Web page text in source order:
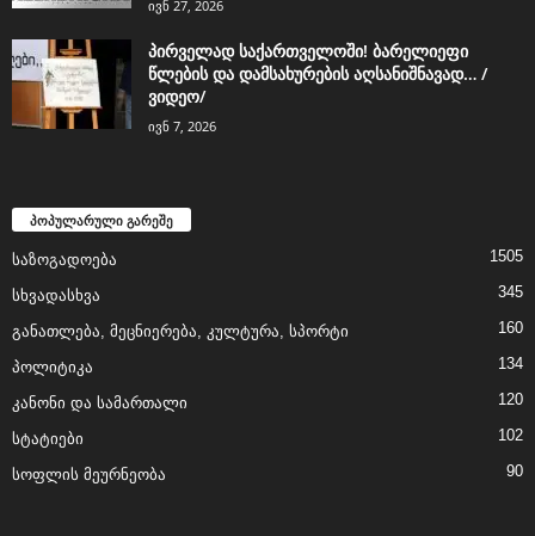
ივნ 27, 2026
პირველად საქართველოში! ბარელიეფი
წლების და დამსახურების აღსანიშნავად… /
ვიდეო/
ივნ 7, 2026
პოპულარული გარეშე
საზოგადოება 1505
სხვადასხვა 345
განათლება, მეცნიერება, კულტურა, სპორტი 160
პოლიტიკა 134
კანონი და სამართალი 120
სტატიები 102
სოფლის მეურნეობა 90